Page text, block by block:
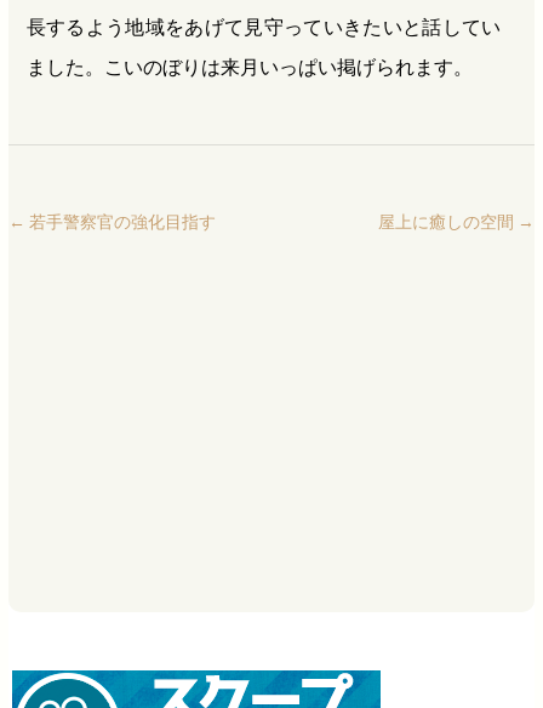
長するよう地域をあげて見守っていきたいと話してい
ました。こいのぼりは来月いっぱい掲げられます。
← 若手警察官の強化目指す 屋上に癒しの空間 →